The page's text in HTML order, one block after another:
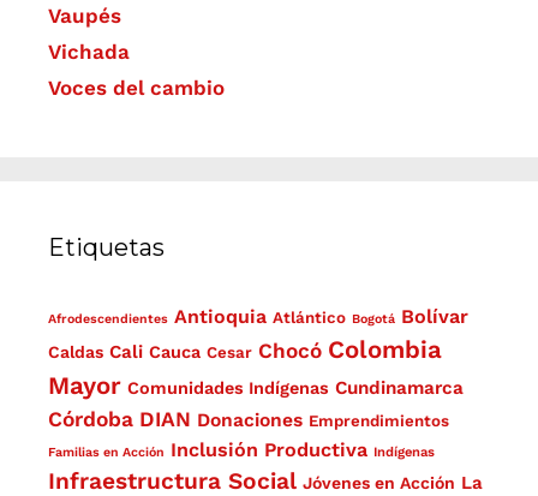
Vaupés
Vichada
Voces del cambio
Etiquetas
Afrodescendientes Antioquia Atlántico Bogotá Bolívar
Caldas Cali Cauca Cesar Chocó Colombia
Mayor Comunidades Indígenas Cundinamarca
Córdoba DIAN Donaciones Emprendimientos
Familias en Acción Inclusión Productiva Indígenas
Infraestructura Social Jóvenes en Acción La